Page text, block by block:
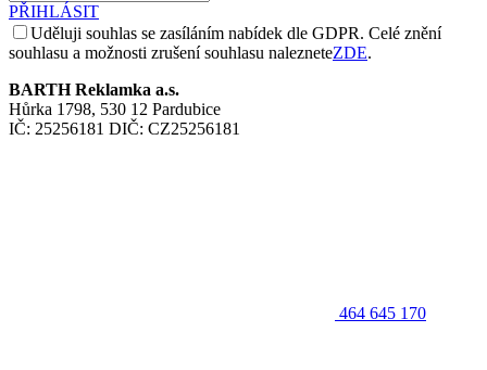
PŘIHLÁSIT
Uděluji souhlas se zasíláním nabídek dle GDPR. Celé znění
souhlasu a možnosti zrušení souhlasu nalezneteZDE.
BARTH Reklamka a.s.
Hůrka 1798, 530 12 Pardubice
IČ: 25256181 DIČ: CZ25256181
464 645 170